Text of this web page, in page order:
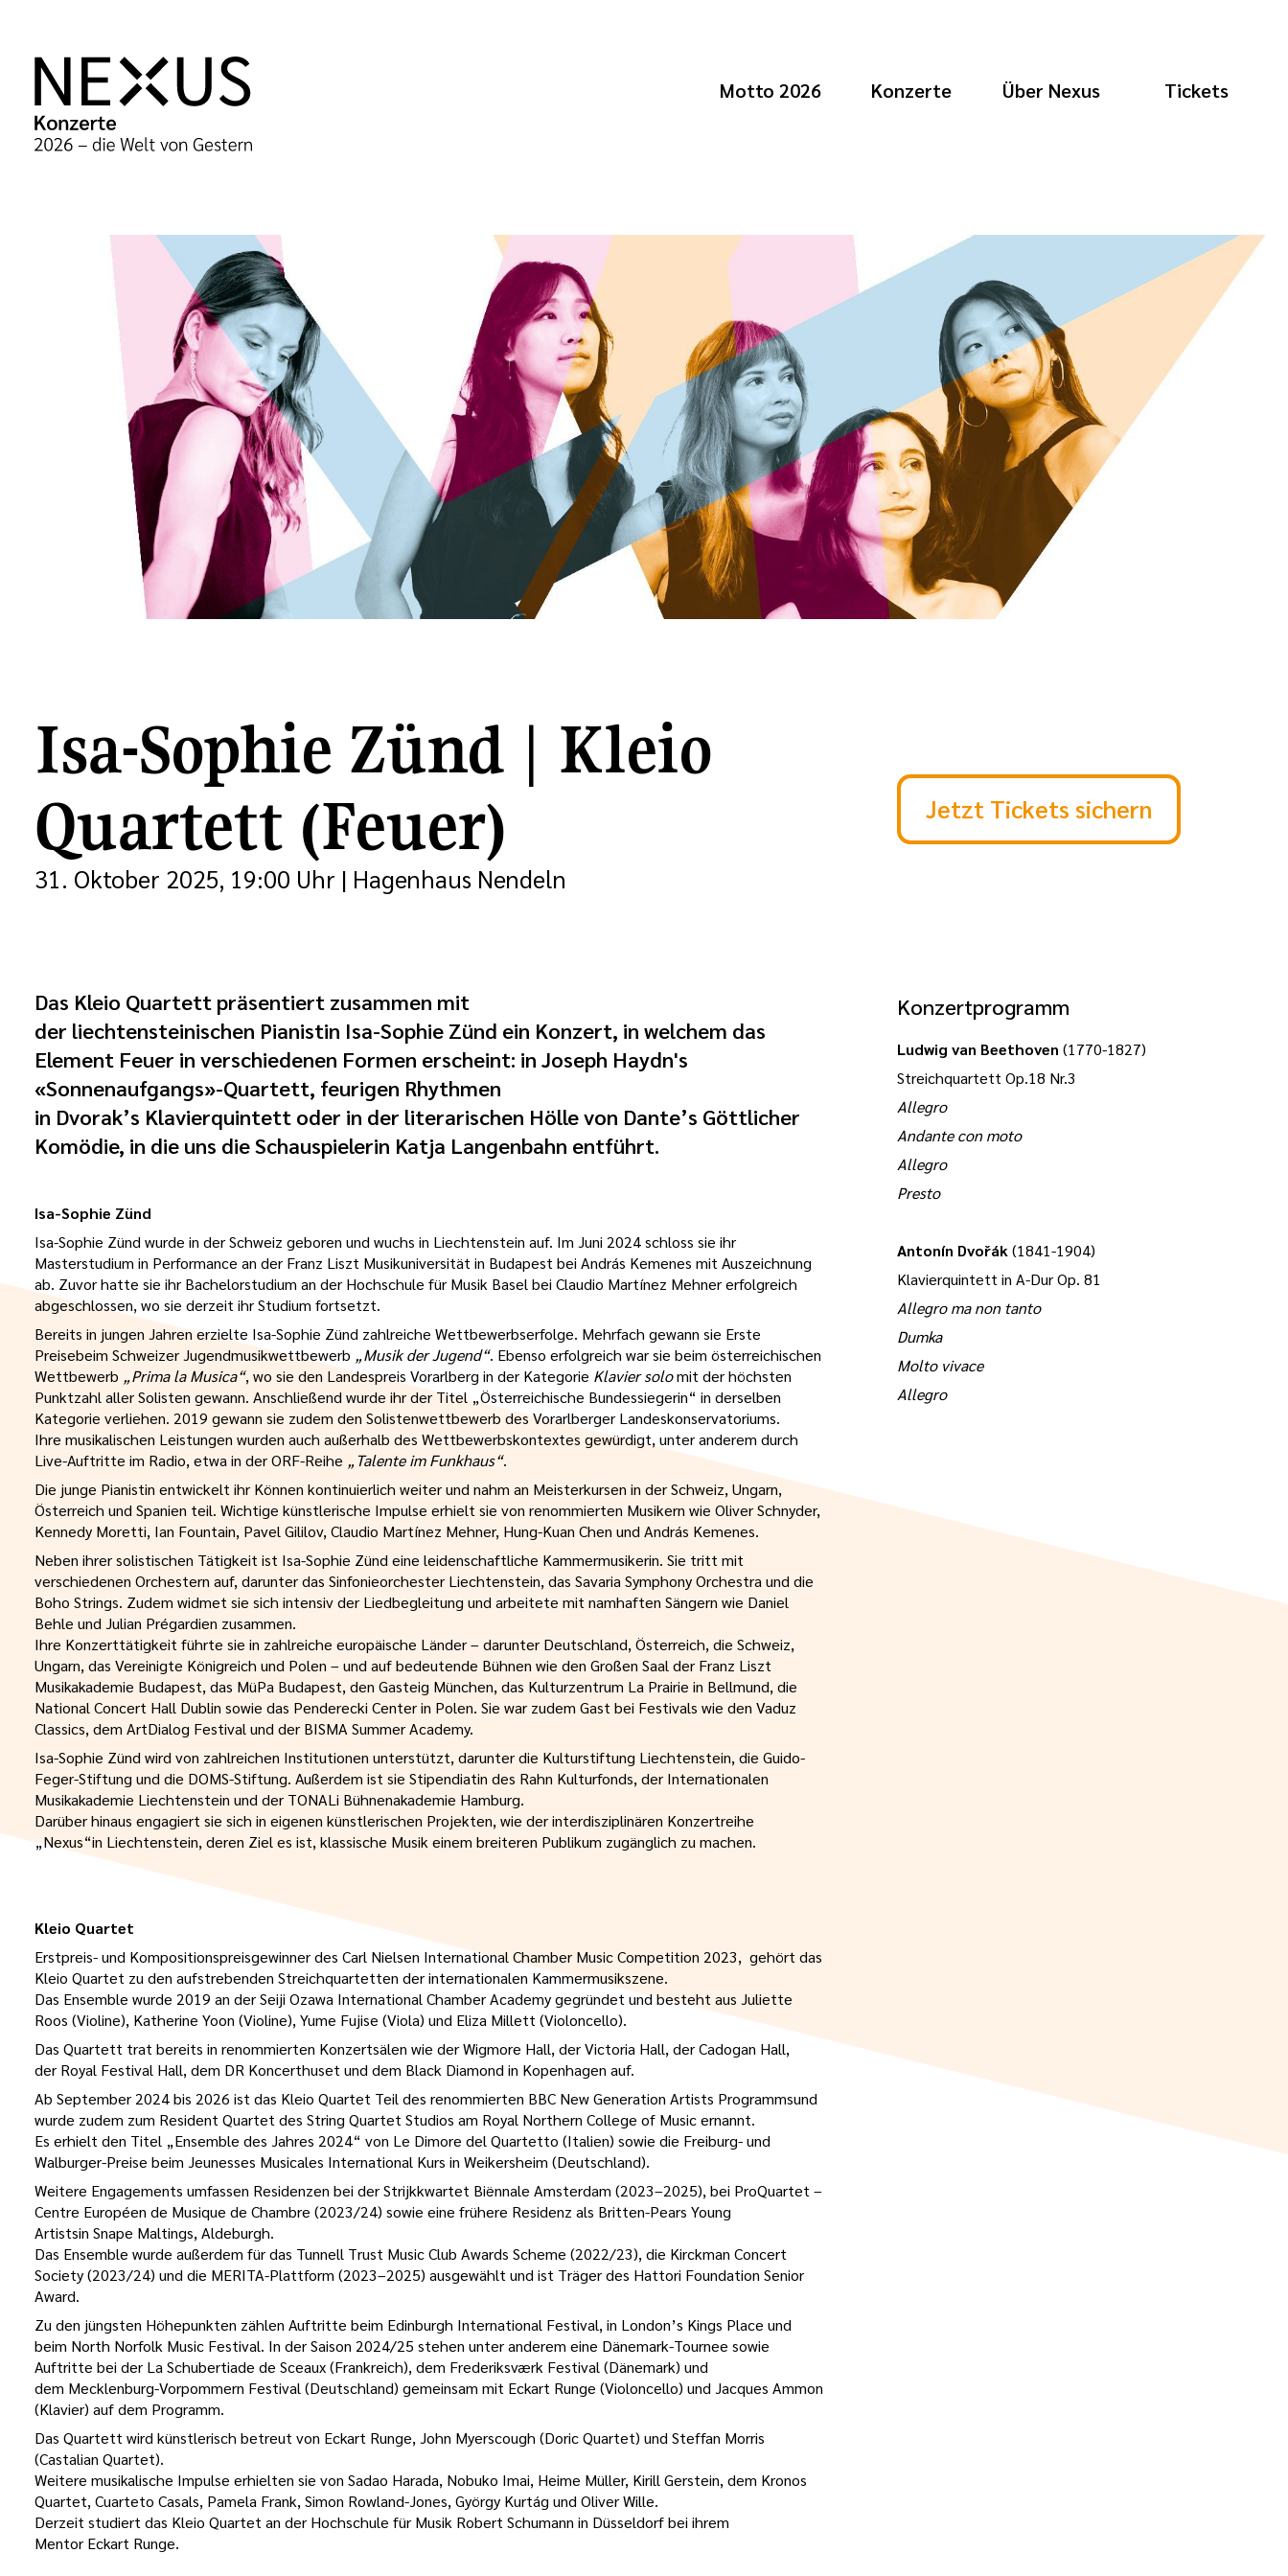
Motto 2026 Konzerte Über Nexus Tickets
Isa-Sophie Zünd | Kleio
Quartett (Feuer)
31. Oktober 2025, 19:00 Uhr | Hagenhaus Nendeln
Jetzt Tickets sichern
Das Kleio Quartett präsentiert zusammen mit
der liechtensteinischen Pianistin Isa-Sophie Zünd ein Konzert, in welchem das
Element Feuer in verschiedenen Formen erscheint: in Joseph Haydn's
«Sonnenaufgangs»-Quartett, feurigen Rhythmen
in Dvorak’s Klavierquintett oder in der literarischen Hölle von Dante’s Göttlicher
Komödie, in die uns die Schauspielerin Katja Langenbahn entführt.
Isa-Sophie Zünd
Isa-Sophie Zünd wurde in der Schweiz geboren und wuchs in Liechtenstein auf. Im Juni 2024 schloss sie ihr
Masterstudium in Performance an der Franz Liszt Musikuniversität in Budapest bei András Kemenes mit Auszeichnung
ab. Zuvor hatte sie ihr Bachelorstudium an der Hochschule für Musik Basel bei Claudio Martínez Mehner erfolgreich
abgeschlossen, wo sie derzeit ihr Studium fortsetzt.
Bereits in jungen Jahren erzielte Isa-Sophie Zünd zahlreiche Wettbewerbserfolge. Mehrfach gewann sie Erste
Preisebeim Schweizer Jugendmusikwettbewerb „Musik der Jugend“. Ebenso erfolgreich war sie beim österreichischen
Wettbewerb „Prima la Musica“, wo sie den Landespreis Vorarlberg in der Kategorie Klavier solomit der höchsten
Punktzahl aller Solisten gewann. Anschließend wurde ihr der Titel „Österreichische Bundessiegerin“ in derselben
Kategorie verliehen. 2019 gewann sie zudem den Solistenwettbewerb des Vorarlberger Landeskonservatoriums.
Ihre musikalischen Leistungen wurden auch außerhalb des Wettbewerbskontextes gewürdigt, unter anderem durch
Live-Auftritte im Radio, etwa in der ORF-Reihe „Talente im Funkhaus“.
Die junge Pianistin entwickelt ihr Können kontinuierlich weiter und nahm an Meisterkursen in der Schweiz, Ungarn,
Österreich und Spanien teil. Wichtige künstlerische Impulse erhielt sie von renommierten Musikern wie Oliver Schnyder,
Kennedy Moretti, Ian Fountain, Pavel Gililov, Claudio Martínez Mehner, Hung-Kuan Chen und András Kemenes.
Neben ihrer solistischen Tätigkeit ist Isa-Sophie Zünd eine leidenschaftliche Kammermusikerin. Sie tritt mit
verschiedenen Orchestern auf, darunter das Sinfonieorchester Liechtenstein, das Savaria Symphony Orchestra und die
Boho Strings. Zudem widmet sie sich intensiv der Liedbegleitung und arbeitete mit namhaften Sängern wie Daniel
Behle und Julian Prégardien zusammen.
Ihre Konzerttätigkeit führte sie in zahlreiche europäische Länder – darunter Deutschland, Österreich, die Schweiz,
Ungarn, das Vereinigte Königreich und Polen – und auf bedeutende Bühnen wie den Großen Saal der Franz Liszt
Musikakademie Budapest, das MüPa Budapest, den Gasteig München, das Kulturzentrum La Prairie in Bellmund, die
National Concert Hall Dublin sowie das Penderecki Center in Polen. Sie war zudem Gast bei Festivals wie den Vaduz
Classics, dem ArtDialog Festival und der BISMA Summer Academy.
Isa-Sophie Zünd wird von zahlreichen Institutionen unterstützt, darunter die Kulturstiftung Liechtenstein, die Guido-
Feger-Stiftung und die DOMS-Stiftung. Außerdem ist sie Stipendiatin des Rahn Kulturfonds, der Internationalen
Musikakademie Liechtenstein und der TONALi Bühnenakademie Hamburg.
Darüber hinaus engagiert sie sich in eigenen künstlerischen Projekten, wie der interdisziplinären Konzertreihe
„Nexus“in Liechtenstein, deren Ziel es ist, klassische Musik einem breiteren Publikum zugänglich zu machen.
Kleio Quartet
Erstpreis- und Kompositionspreisgewinner des Carl Nielsen International Chamber Music Competition 2023, gehört das
Kleio Quartet zu den aufstrebenden Streichquartetten der internationalen Kammermusikszene.
Das Ensemble wurde 2019 an der Seiji Ozawa International Chamber Academy gegründet und besteht aus Juliette
Roos (Violine), Katherine Yoon (Violine), Yume Fujise (Viola) und Eliza Millett (Violoncello).
Das Quartett trat bereits in renommierten Konzertsälen wie der Wigmore Hall, der Victoria Hall, der Cadogan Hall,
der Royal Festival Hall, dem DR Koncerthuset und dem Black Diamond in Kopenhagen auf.
Ab September 2024 bis 2026 ist das Kleio Quartet Teil des renommierten BBC New Generation Artists Programmsund
wurde zudem zum Resident Quartet des String Quartet Studios am Royal Northern College of Music ernannt.
Es erhielt den Titel „Ensemble des Jahres 2024“ von Le Dimore del Quartetto (Italien) sowie die Freiburg- und
Walburger-Preise beim Jeunesses Musicales International Kurs in Weikersheim (Deutschland).
Weitere Engagements umfassen Residenzen bei der Strijkkwartet Biënnale Amsterdam (2023–2025), bei ProQuartet –
Centre Européen de Musique de Chambre (2023/24) sowie eine frühere Residenz als Britten-Pears Young
Artistsin Snape Maltings, Aldeburgh.
Das Ensemble wurde außerdem für das Tunnell Trust Music Club Awards Scheme (2022/23), die Kirckman Concert
Society (2023/24) und die MERITA-Plattform (2023–2025) ausgewählt und ist Träger des Hattori Foundation Senior
Award.
Zu den jüngsten Höhepunkten zählen Auftritte beim Edinburgh International Festival, in London’s Kings Place und
beim North Norfolk Music Festival. In der Saison 2024/25 stehen unter anderem eine Dänemark-Tournee sowie
Auftritte bei der La Schubertiade de Sceaux (Frankreich), dem Frederiksværk Festival (Dänemark) und
dem Mecklenburg-Vorpommern Festival (Deutschland) gemeinsam mit Eckart Runge (Violoncello) und Jacques Ammon
(Klavier) auf dem Programm.
Das Quartett wird künstlerisch betreut von Eckart Runge, John Myerscough (Doric Quartet) und Steffan Morris
(Castalian Quartet).
Weitere musikalische Impulse erhielten sie von Sadao Harada, Nobuko Imai, Heime Müller, Kirill Gerstein, dem Kronos
Quartet, Cuarteto Casals, Pamela Frank, Simon Rowland-Jones, György Kurtág und Oliver Wille.
Derzeit studiert das Kleio Quartet an der Hochschule für Musik Robert Schumann in Düsseldorf bei ihrem
Mentor Eckart Runge.
Konzertprogramm
Ludwig van Beethoven (1770-1827)
Streichquartett Op.18 Nr.3
Allegro
Andante con moto
Allegro
Presto
Antonín Dvořák (1841-1904)
Klavierquintett in A-Dur Op. 81
Allegro ma non tanto
Dumka
Molto vivace
Allegro